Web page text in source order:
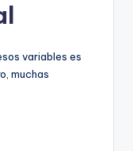
variables es
muchas